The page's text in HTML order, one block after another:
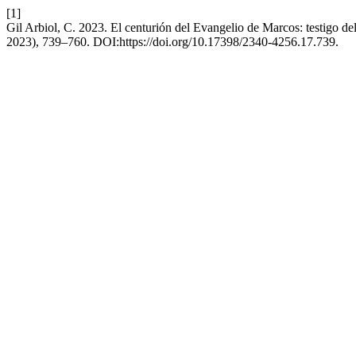
[1]
Gil Arbiol, C. 2023. El centurión del Evangelio de Marcos: testigo
2023), 739–760. DOI:https://doi.org/10.17398/2340-4256.17.739.